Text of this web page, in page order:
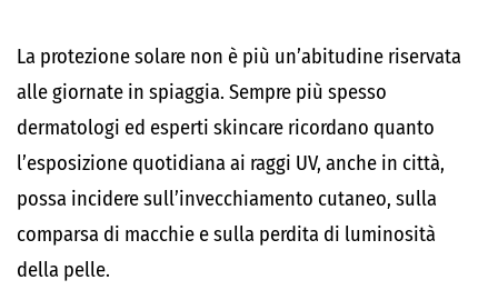
La protezione solare non è più un’abitudine riservata
alle giornate in spiaggia. Sempre più spesso
dermatologi ed esperti skincare ricordano quanto
l’esposizione quotidiana ai raggi UV, anche in città,
possa incidere sull’invecchiamento cutaneo, sulla
comparsa di macchie e sulla perdita di luminosità
della pelle.